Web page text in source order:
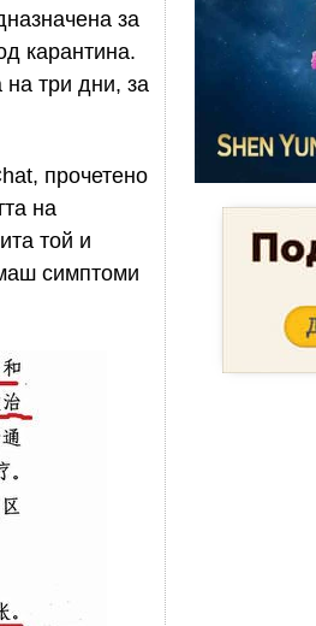
за
карантина.
на три дни, за
прочетено
на
той и
симптоми